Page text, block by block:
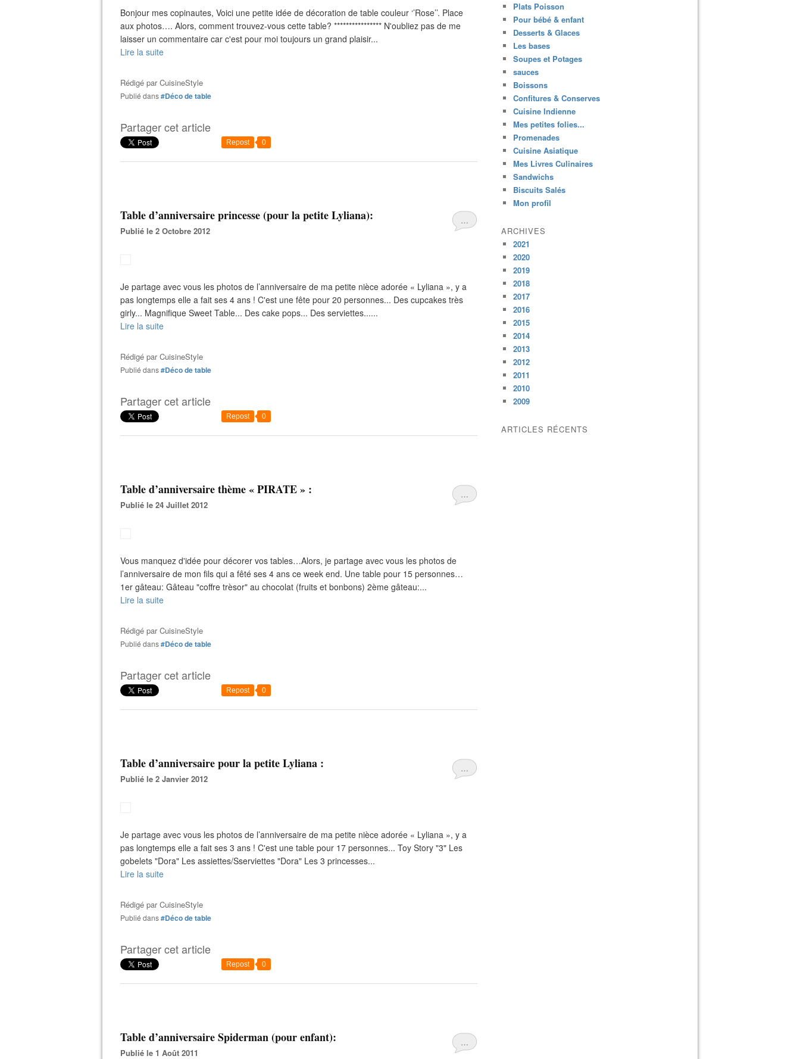
Bonjour mes copinautes, Voici une petite idée de décoration de table couleur ‘’Rose’’. Place
aux photos…. Alors, comment trouvez-vous cette table? **************** N'oubliez pas de me
laisser un commentaire car c'est pour moi toujours un grand plaisir...
Lire la suite
Rédigé parCuisineStyle
Publié dans#Déco de table
Partager cet article
Repost 0
…
Table d’anniversaire princesse (pour la petite Lyliana):
Publié le 2 Octobre 2012
Je partage avec vous les photos de l’anniversaire de ma petite nièce adorée « Lyliana », y a
pas longtemps elle a fait ses 4 ans ! C'est une fête pour 20 personnes... Des cupcakes très
girly... Magnifique Sweet Table... Des cake pops... Des serviettes......
Lire la suite
Rédigé parCuisineStyle
Publié dans#Déco de table
Partager cet article
Repost 0
…
Table d’anniversaire thème « PIRATE » :
Publié le 24 Juillet 2012
Vous manquez d'idée pour décorer vos tables…Alors, je partage avec vous les photos de
l’anniversaire de mon fils qui a fêté ses 4 ans ce week end. Une table pour 15 personnes…
1er gâteau: Gâteau "coffre trèsor" au chocolat (fruits et bonbons) 2ème gâteau:...
Lire la suite
Rédigé parCuisineStyle
Publié dans#Déco de table
Partager cet article
Repost 0
…
Table d’anniversaire pour la petite Lyliana :
Publié le 2 Janvier 2012
Je partage avec vous les photos de l’anniversaire de ma petite nièce adorée « Lyliana », y a
pas longtemps elle a fait ses 3 ans ! C'est une table pour 17 personnes... Toy Story "3" Les
gobelets "Dora" Les assiettes/Sserviettes "Dora" Les 3 princesses...
Lire la suite
Rédigé parCuisineStyle
Publié dans#Déco de table
Partager cet article
Repost 0
…
Table d’anniversaire Spiderman (pour enfant):
Publié le 1 Août 2011
Plats Poisson
Pour bébé & enfant
Desserts & Glaces
Les bases
Soupes et Potages
sauces
Boissons
Confitures & Conserves
Cuisine Indienne
Mes petites folies...
Promenades
Cuisine Asiatique
Mes Livres Culinaires
Sandwichs
Biscuits Salés
Mon profil
ARCHIVES
2021
2020
2019
2018
2017
2016
2015
2014
2013
2012
2011
2010
2009
ARTICLES RÉCENTS